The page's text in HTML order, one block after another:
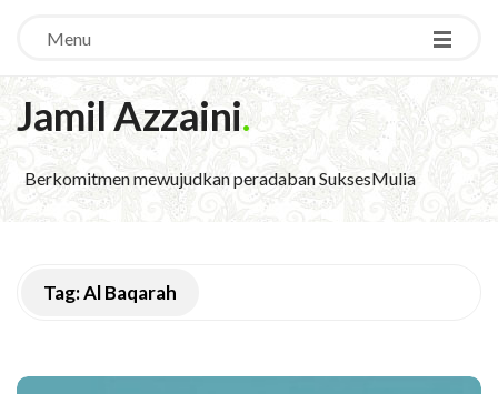
Menu
Jamil Azzaini.
Berkomitmen mewujudkan peradaban SuksesMulia
Tag:Al Baqarah